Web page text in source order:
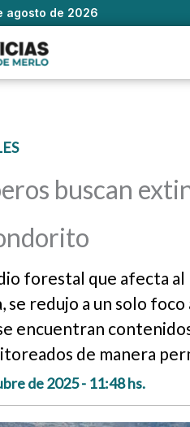
agosto de 2026
buscan
forestal que afecta al
se redujo a un solo
encuentran
de manera
de 2025 - 11:48 hs.